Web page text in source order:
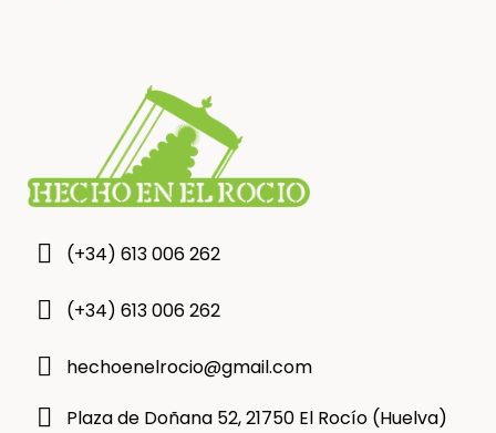
(+34) 613 006 262
(+34) 613 006 262
hechoenelrocio@gmail.com
Plaza de Doñana 52, 21750 El Rocío (Huelva)